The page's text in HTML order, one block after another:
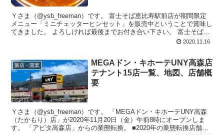
Ｙさま（@ysb_freeman）です。 富士そば恵比寿駅前店が期間限定
メニュー「ミニチェッターヒンセット」を販売中ということで賞味し
てきました。 よろしければ最後までお付き合い下さい。 富士そば恵
2020.11.16
新店・開業
MEGAドン・キホーテUNY高森店
テナント15店一覧、地図、店舗概
要
Ｙさま（@ysb_freeman）です。 「MEGAドン・キホーテUNY高森
（たかもり）店」が2020年11月20日（金）午前8時にオープンしま
す。 「アピタ高森店」からの業態転換。 ■2020年の業態転換店舗